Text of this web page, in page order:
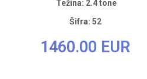
Težina: 2.4 tone
Šifra: 52
1460.00 EUR